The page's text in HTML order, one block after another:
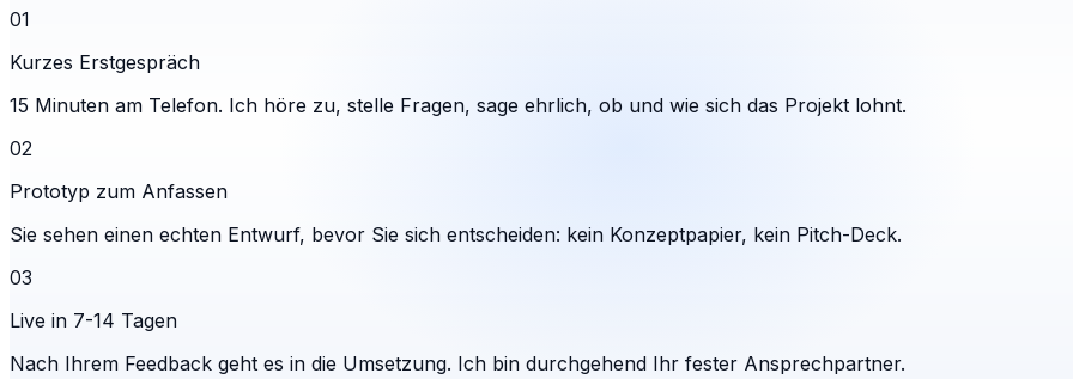
01
Kurzes Erstgespräch
15 Minuten am Telefon. Ich höre zu, stelle Fragen, sage ehrlich, ob und wie sich das Projekt lohnt.
02
Prototyp zum Anfassen
Sie sehen einen echten Entwurf, bevor Sie sich entscheiden: kein Konzeptpapier, kein Pitch-Deck.
03
Live in 7-14 Tagen
Nach Ihrem Feedback geht es in die Umsetzung. Ich bin durchgehend Ihr fester Ansprechpartner.